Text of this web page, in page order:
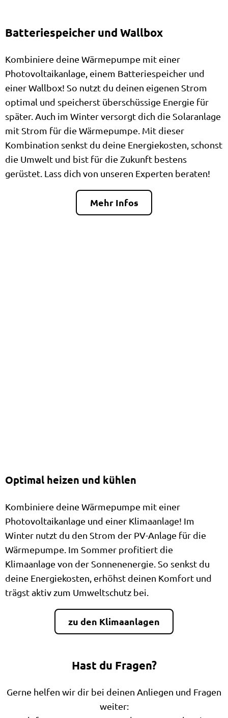
Batteriespeicher und Wallbox
Kombiniere deine Wärmepumpe mit einer
Photovoltaikanlage, einem Batteriespeicher und
einer Wallbox! So nutzt du deinen eigenen Strom
optimal und speicherst überschüssige Energie für
später. Auch im Winter versorgt dich die Solaranlage
mit Strom für die Wärmepumpe. Mit dieser
Kombination senkst du deine Energiekosten, schonst
die Umwelt und bist für die Zukunft bestens
gerüstet. Lass dich von unseren Experten beraten!
Mehr Infos
Optimal heizen und kühlen
Kombiniere deine Wärmepumpe mit einer
Photovoltaikanlage und einer Klimaanlage! Im
Winter nutzt du den Strom der PV-Anlage für die
Wärmepumpe. Im Sommer profitiert die
Klimaanlage von der Sonnenenergie. So senkst du
deine Energiekosten, erhöhst deinen Komfort und
trägst aktiv zum Umweltschutz bei.
zu den Klimaanlagen
Hast du Fragen?
Gerne helfen wir dir bei deinen Anliegen und Fragen
weiter: